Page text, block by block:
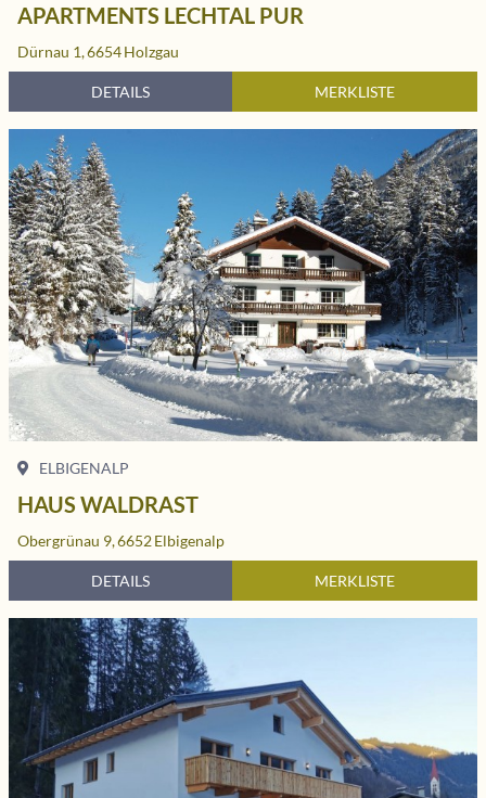
APARTMENTS LECHTAL PUR
Dürnau 1,6654Holzgau
DETAILS MERKLISTE
ELBIGENALP
HAUS WALDRAST
Obergrünau 9,6652Elbigenalp
DETAILS MERKLISTE